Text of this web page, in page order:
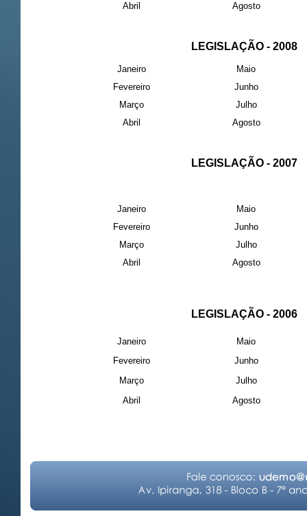
Abril
Agosto
LEGISLAÇÃO - 2008
Janeiro
Maio
Fevereiro
Junho
Março
Julho
Abril
Agosto
LEGISLAÇÃO - 2007
Janeiro
Maio
Fevereiro
Junho
Março
Julho
Abril
Agosto
LEGISLAÇÃO - 2006
Janeiro
Maio
Fevereiro
Junho
Março
Julho
Abril
Agosto